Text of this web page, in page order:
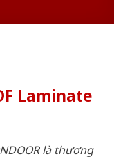
Laminate
là thương